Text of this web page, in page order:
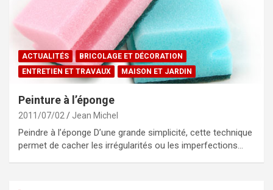
ACTUALITÉS
BRICOLAGE ET DÉCORATION
ENTRETIEN ET TRAVAUX
MAISON ET JARDIN
Peinture à l’éponge
2011/07/02 Jean Michel
Peindre à l’éponge D’une grande simplicité, cette technique
permet de cacher les irrégularités ou les imperfections…